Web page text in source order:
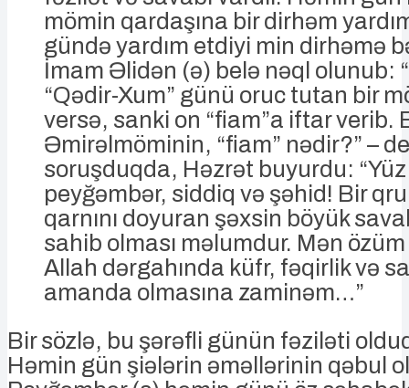
mömin qardaşına bir dirhəm
gündə yardım etdiyi min dirhəmə
İmam Əlidən (ə) belə nəql olunub:
“Qədir-Xum” günü oruc tutan bir
versə, sanki on “fiam”a iftar verib.
Əmirəlmöminin, “fiam” nədir?” –
soruşduqda, Həzrət buyurdu:
peyğəmbər, siddiq və şəhid! Bir
qarnını doyuran şəxsin böyük
sahib olması məlumdur. Mən
Allah dərgahında küfr, fəqirlik və
amanda olmasına zaminəm…”
Bir sözlə, bu şərəfli günün fəziləti
Həmin gün şiələrin əməllərinin qəbul